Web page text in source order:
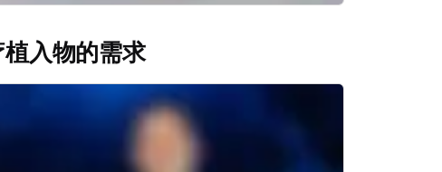
入物的需求